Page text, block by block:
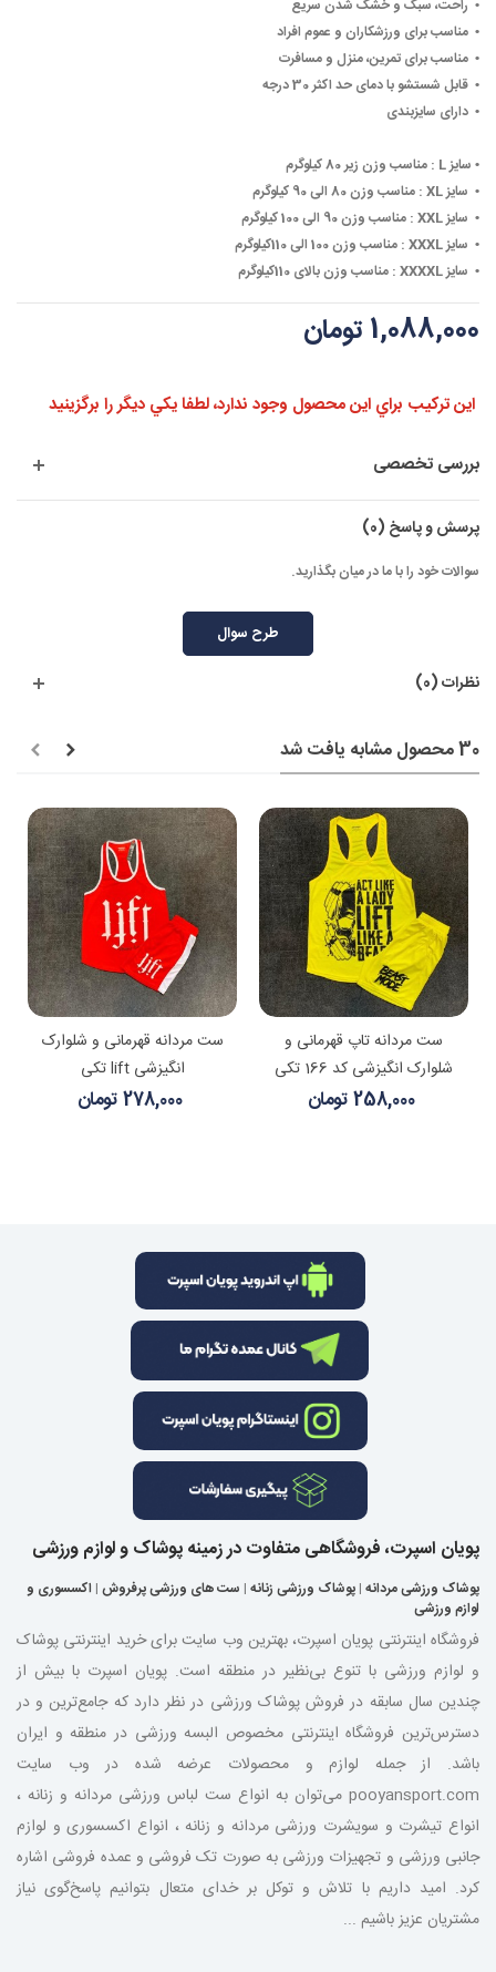
• ‏ راحت، سبک و خشک شدن سریع
• ‏ مناسب برای ورزشکاران و عموم افراد
• ‏ مناسب برای تمرین، منزل و مسافرت
• ‏ قابل شستشو با دمای حد اکثر 30 درجه
• ‏ دارای سایزبندی
• ‏ سایز L :
مناسب وزن زیر 80 کیلوگرم
• ‏ سایز XL :
مناسب وزن 80 الی 90 کیلوگرم
• ‏ سایز XXL :
مناسب وزن 90 الی 100 کیلوگرم
• ‏ سایز XXXL :
مناسب وزن 100 الی 110کیلوگرم
• ‏ سایز XXXXL : مناسب وزن بالای 110کیلوگرم
1,088,000 تومان
اين تركيب براي اين محصول وجود ندارد، لطفا يكي ديگر را برگزينيد
بررسی تخصصی
پرسش و پاسخ (0)
سوالات خود را با ما در میان بگذارید.
طرح سوال
نظرات (0)
30 محصول مشابه یافت شد
ست مردانه قهرمانی و شلوارک
انگیزشی lift تکی
278,000 تومان
ست مردانه تاپ قهرمانی و
شلوارک انگیزشی کد 166 تکی
258,000 تومان
پویان اسپرت، فروشگاهی متفاوت در زمینه پوشاک و لوازم ورزشی
پوشاک ورزشی مردانه | پوشاک ورزشی زنانه | ست های ورزشی پرفروش | اکسسوری و
لوازم ورزشی
فروشگاه اینترنتی پویان اسپرت، بهترین وب سایت برای خرید اینترنتی پوشاک
و لوازم ورزشی با تنوع بی‌نظیر در منطقه است. پویان اسپرت با بیش از
چندین سال سابقه در فروش پوشاک ورزشی در نظر دارد که جامع‌ترین و در
دسترس‌ترین فروشگاه اینترنتی مخصوص البسه ورزشی در منطقه و ایران
باشد. از جمله لوازم و محصولات عرضه شده در وب سایت
pooyansport.com می‌توان به انواع ست لباس ورزشی مردانه و زنانه ،
انواع تیشرت و سویشرت ورزشی مردانه و زنانه ، انواع اکسسوری و لوازم
جانبی ورزشی و تجهیزات ورزشی به صورت تک فروشی و عمده فروشی اشاره
کرد. امید داریم با تلاش و توکل بر خدای متعال بتوانیم پاسخ‌گوی نیاز
مشتریان عزیز باشیم ...